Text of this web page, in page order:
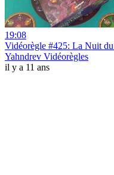
19:08
Vidéorègle #425: La Nuit
Yahndrev Vidéorègles
il y a 11 ans